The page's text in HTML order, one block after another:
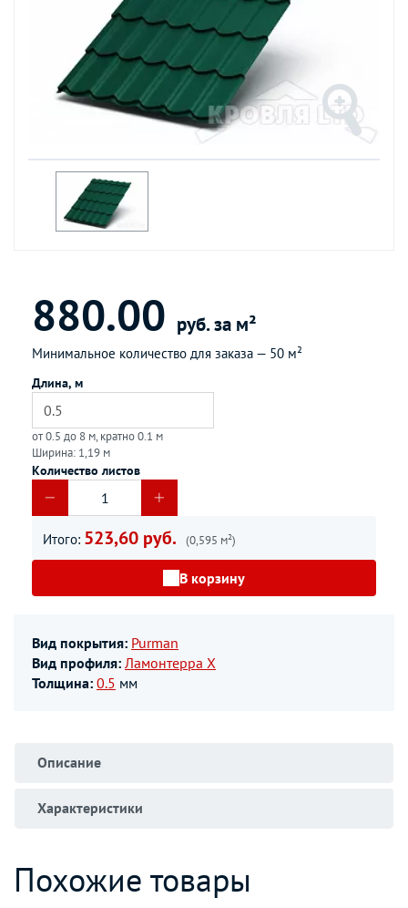
880.00 руб. за м²
Минимальное количество для заказа — 50 м²
Длина, м
от 0.5 до 8 м, кратно 0.1 м
Ширина: 1,19 м
Количество листов
Итого: 523,60 руб. (0,595 м²)
В корзину
Вид покрытия: Purman
Вид профиля: Ламонтерра Х
Толщина: 0.5 мм
Описание
Характеристики
Похожие товары